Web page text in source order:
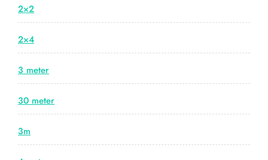
2×2
2×4
3 meter
30 meter
3m